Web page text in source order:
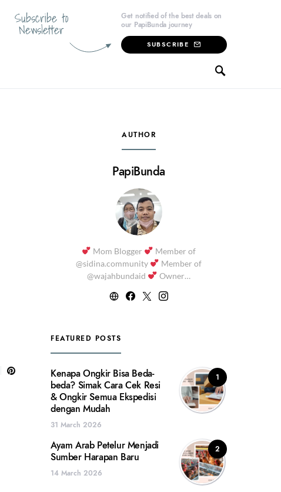
Subscribe to
Newsletter
Get notified of the best deals on
our PapiBunda journey
SUBSCRIBE
AUTHOR
PapiBunda
Mom Blogger
Member of
@sidina.community
Member of
@wajahbundaid
Owner…
FEATURED POSTS
1
Kenapa Ongkir Bisa Beda-
beda? Simak Cara Cek Resi
& Ongkir Semua Ekspedisi
dengan Mudah
31 March 2026
2
Ayam Arab Petelur Menjadi
Sumber Harapan Baru
14 March 2026